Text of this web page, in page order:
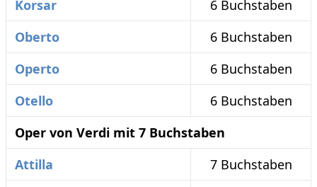
Korsar
6 Buchstaben
Oberto
6 Buchstaben
Operto
6 Buchstaben
Otello
6 Buchstaben
Oper von Verdi mit 7 Buchstaben
Attilla
7 Buchstaben